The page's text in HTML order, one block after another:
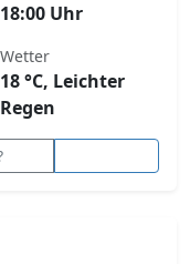
18:00 Uhr
Wetter
18 °C, Leichter
Regen